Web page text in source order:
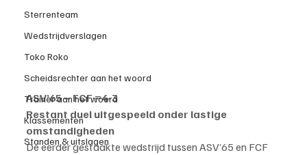
Sterrenteam
Wedstrijdverslagen
Toko Roko
Scheidsrechter aan het woord
Trainer aan het woord
Klassementen
Standen & uitslagen
ASV’65 – FCF =4-3
Restant duel uitgespeeld onder lastige
omstandigheden
De eerder gestaakte wedstrijd tussen ASV’65 en FCF